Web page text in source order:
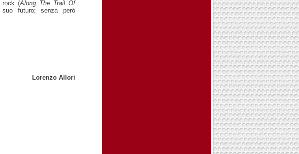
rock (Along The Trail Of
futuro; senza però
Lorenzo Allori